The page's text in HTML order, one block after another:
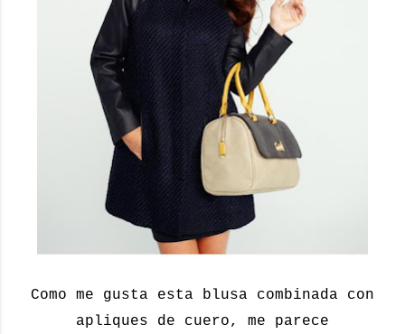
Como me gusta esta blusa combinada con
apliques de cuero, me parece